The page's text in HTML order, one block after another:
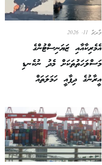
މާރޗް 11, 2026
އެމެރިކާއާއި ޒަޔަނިސްޓުންގެ
މަސްލަހަތުތަކަށް މެދު ނުކެނޑި
އީރާނުގެ ދިފާއީ ހަމަލަތައް